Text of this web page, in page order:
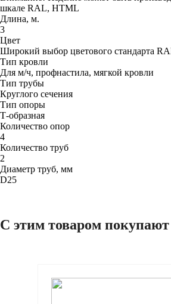
шкале RAL, HTML
Длина, м.
3
Цвет
Широкий выбор цветового стандарта
Тип кровли
Для м/ч, профнастила, мягкой кровли
Тип трубы
Круглого сечения
Тип опоры
Т-образная
Количество опор
4
Количество труб
2
Диаметр труб, мм
D25
С этим товаром покупают